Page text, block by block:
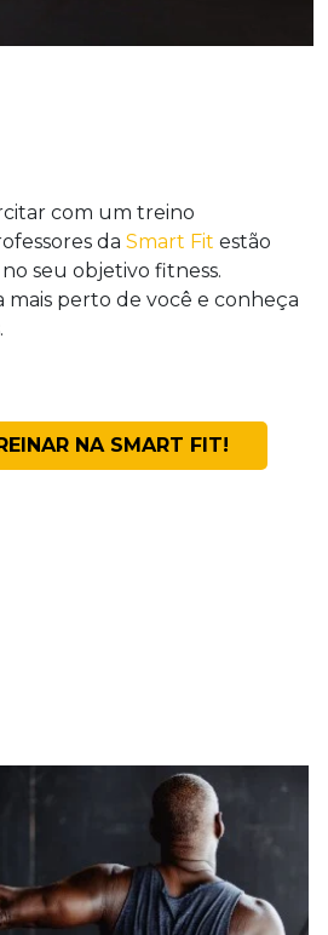
com um treino
da Smart Fit estão
seu objetivo fitness.
mais perto de você e conheça
NA SMART FIT!